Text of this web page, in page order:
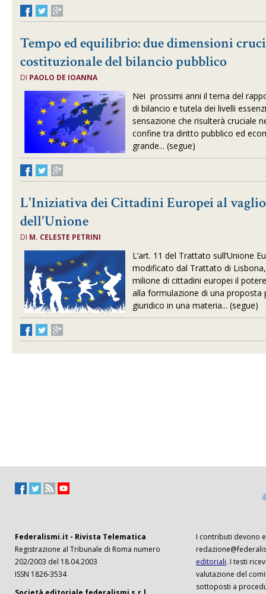
Tempo ed equilibrio: due dimensioni
costituzionale del bilancio pubblico
DI PAOLO DE IOANNA
Nei prossimi anni il tema del
di bilancio e tutela dei livelli
sensazione che risulterà cruciale
confine tra diritto pubblico ed
grande... (segue)
L'Iniziativa dei Cittadini Europei al
dell'Unione
DI M. CELESTE PETRINI
L’art. 11 del Trattato sull’Unione
modificato dal Trattato di
milione di cittadini europei il
alla formulazione di una proposta
giuridico in una materia... (segue)
Federalismi.it - Rivista Telematica
Registrazione al Tribunale di Roma numero
202/2003 del 18.04.2003
ISSN 1826-3534
I contributi devono
editoriali. I testi
valutazione del
sottoposti a